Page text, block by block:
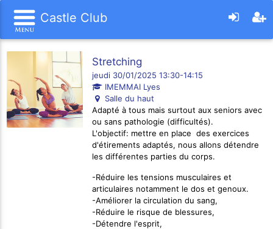
Castle Club
Stretching
jeudi 30/01/2025 13:30-14:15
IMEMMAI Lyes
Salle du haut
Adapté à tous mais surtout aux seniors avec
ou sans pathologie (difficultés).
L'objectif: mettre en place des exercices
d'étirements adaptés, nous allons détendre
les différentes parties du corps.
-Réduire les tensions musculaires et
articulaires notamment le dos et genoux.
-Améliorer la circulation du sang,
-Réduire le risque de blessures,
-Détendre l'esprit,